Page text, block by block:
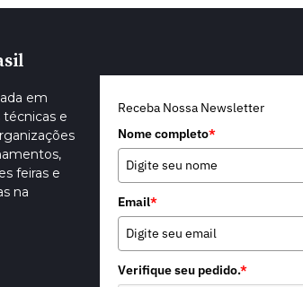
em
e
feiras e
na
Receba Nossa Newsletter
Nome completo*
Email*
Verifique seu pedido.*